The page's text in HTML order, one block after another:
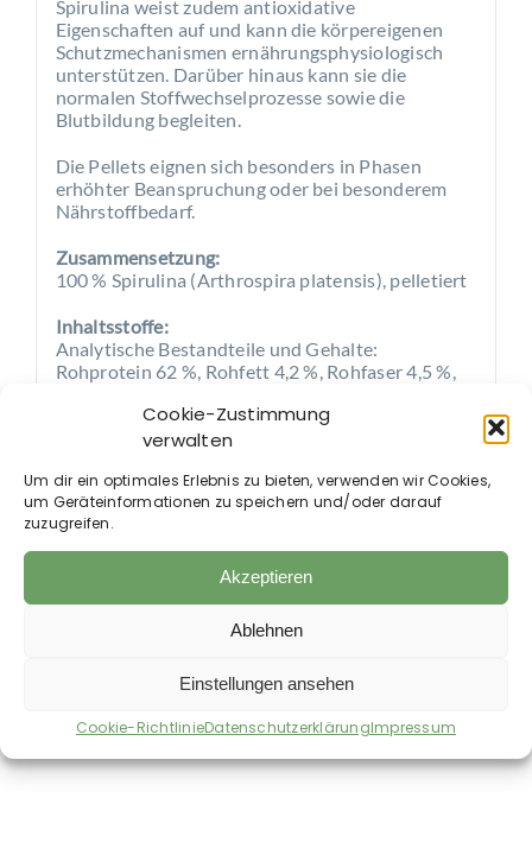
Cookie-Zustimmung
verwalten
Um dir ein optimales Erlebnis zu bieten, verwenden wir Cookies,
um Geräteinformationen zu speichern und/oder darauf
zuzugreifen.
Akzeptieren
Ablehnen
Einstellungen ansehen
Cookie-RichtlinieDatenschutzerklärungImpressum
Spirulina weist zudem antioxidative
Eigenschaften auf und kann die körpereigenen
Schutzmechanismen ernährungsphysiologisch
unterstützen. Darüber hinaus kann sie die
normalen Stoffwechselprozesse sowie die
Blutbildung begleiten.
Die Pellets eignen sich besonders in Phasen
erhöhter Beanspruchung oder bei besonderem
Nährstoffbedarf.
Zusammensetzung:
100 % Spirulina (Arthrospira platensis), pelletiert
Inhaltsstoffe:
Analytische Bestandteile und Gehalte:
Rohprotein 62 %, Rohfett 4,2 %, Rohfaser 4,5 %,
Mineralstoffe: Ca 0,1 %, P 0,9 %, Na 0,68 %, K 1,2
Fütterungsempfehlung:
30 g bis 50 g täglich, je nach Gewicht des Pferdes.
Es empfiehlt sich eine langsame Steigerung der
Menge über 2 Wochen.
Der Messlöffel fasst 15 g.
Auch im Shop erhältlich: